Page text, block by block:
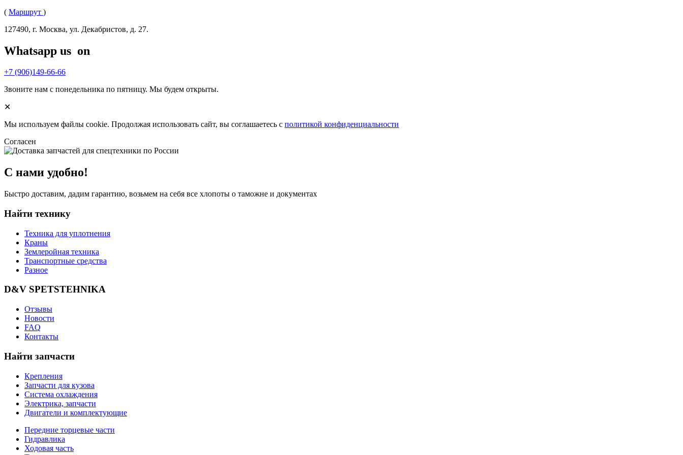
( Маршрут )
127490, г. Москва, ул. Декабристов, д. 27.
Whatsapp us on
+7 (906)149-66-66
Звоните нам с понедельника по пятницу. Мы будем открыты.
✕
Мы используем файлы cookie. Продолжая использовать сайт, вы соглашаетесь c политикой конфиденциальности
Согласен
С нами удобно!
Быстро доставим, дадим гарантию, возьмем на себя все хлопоты о таможне и документах
Сделано
Найти технику
Техника для уплотнения
Краны
Землеройная техника
Транспортные средства
Разное
D&V SPETSTEHNIKA
Отзывы
Новости
FAQ
Контакты
Найти запчасти
Крепления
Запчасти для кузова
Система охлаждения
Электрика, запчасти
Двигатели и комплектующие
Передние торцевые части
Гидравлика
Ходовая часть